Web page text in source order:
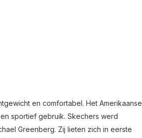
en comfortabel. Het Amerikaanse
sportief gebruik. Skechers werd
Greenberg. Zij lieten zich in eerste